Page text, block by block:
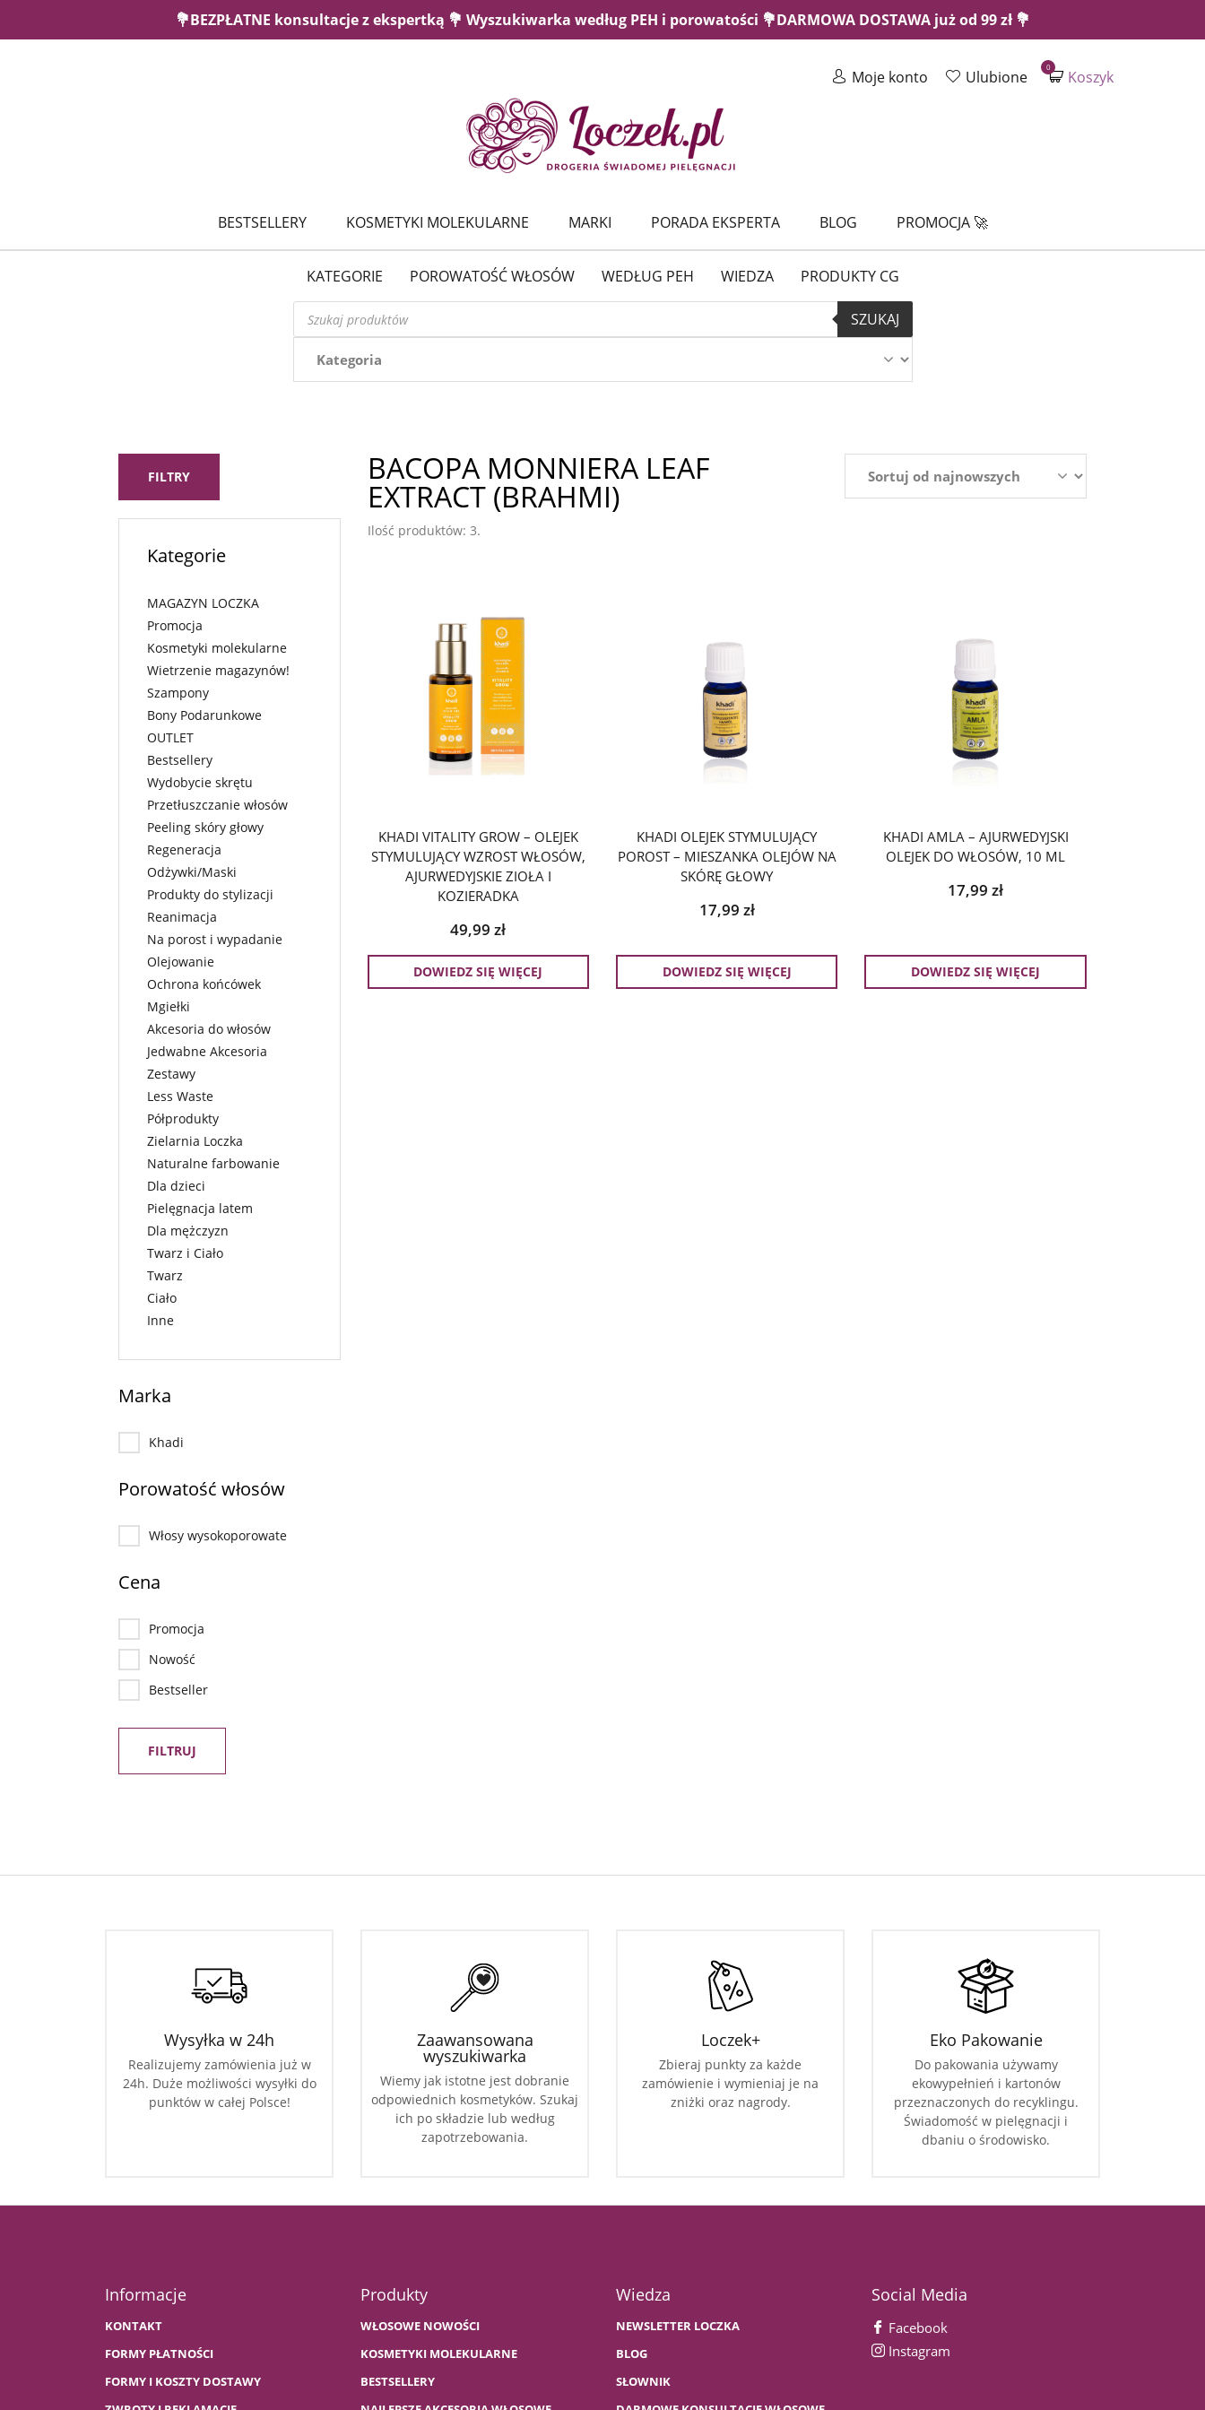
💐BEZPŁATNE konsultacje z ekspertką 💐 Wyszukiwarka według PEH i porowatości 💐DARMOWA DOSTAWA już od 99 zł 💐
Moje konto Ulubione Koszyk
0
BESTSELLERY KOSMETYKI MOLEKULARNE MARKI PORADA EKSPERTA BLOG PROMOCJA 🚀
KATEGORIE POROWATOŚĆ WŁOSÓW WEDŁUG PEH WIEDZA PRODUKTY CG
Wyszukiwarka
produktów
SZUKAJ
FILTRY
Kategorie
MAGAZYN LOCZKA
Promocja
Kosmetyki molekularne
Wietrzenie magazynów!
Szampony
Bony Podarunkowe
OUTLET
Bestsellery
Wydobycie skrętu
Przetłuszczanie włosów
Peeling skóry głowy
Regeneracja
Odżywki/Maski
Produkty do stylizacji
Reanimacja
Na porost i wypadanie
Olejowanie
Ochrona końcówek
Mgiełki
Akcesoria do włosów
Jedwabne Akcesoria
Zestawy
Less Waste
Półprodukty
Zielarnia Loczka
Naturalne farbowanie
Dla dzieci
Pielęgnacja latem
Dla mężczyzn
Twarz i Ciało
Twarz
Ciało
Inne
Marka
Khadi
Porowatość włosów
Włosy wysokoporowate
Cena
Promocja
Nowość
Bestseller
FILTRUJ
BACOPA MONNIERA LEAF
EXTRACT (BRAHMI)
Ilość produktów: 3.
KHADI VITALITY GROW – OLEJEK
STYMULUJĄCY WZROST WŁOSÓW,
AJURWEDYJSKIE ZIOŁA I
KOZIERADKA
49,99zł
DOWIEDZ SIĘ WIĘCEJ
KHADI OLEJEK STYMULUJĄCY
POROST – MIESZANKA OLEJÓW NA
SKÓRĘ GŁOWY
17,99 zł
DOWIEDZ SIĘ WIĘCEJ
KHADI AMLA – AJURWEDYJSKI
OLEJEK DO WŁOSÓW, 10 ML
17,99zł
DOWIEDZ SIĘ WIĘCEJ
Wysyłka w 24h
Realizujemy zamówienia już w
24h. Duże możliwości wysyłki do
punktów w całej Polsce!
Zaawansowana
wyszukiwarka
Wiemy jak istotne jest dobranie
odpowiednich kosmetyków. Szukaj
ich po składzie lub według
zapotrzebowania.
Loczek+
Zbieraj punkty za każde
zamówienie i wymieniaj je na
zniżki oraz nagrody.
Eko Pakowanie
Do pakowania używamy
ekowypełnień i kartonów
przeznaczonych do recyklingu.
Świadomość w pielęgnacji i
dbaniu o środowisko.
Informacje
KONTAKT
FORMY PŁATNOŚCI
FORMY I KOSZTY DOSTAWY
Produkty
WŁOSOWE NOWOŚCI
KOSMETYKI MOLEKULARNE
BESTSELLERY
Wiedza
NEWSLETTER LOCZKA
BLOG
SŁOWNIK
Social Media
Facebook
Instagram